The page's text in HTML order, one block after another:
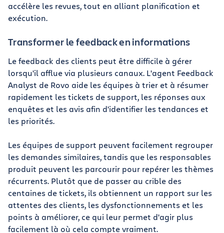
accélère les revues, tout en alliant planification et
exécution.
Transformer le feedback en informations
Le feedback des clients peut être difficile à gérer
lorsqu'il afflue via plusieurs canaux. L'agent Feedback
Analyst de Rovo aide les équipes à trier et à résumer
rapidement les tickets de support, les réponses aux
enquêtes et les avis afin d'identifier les tendances et
les priorités.
Les équipes de support peuvent facilement regrouper
les demandes similaires, tandis que les responsables
produit peuvent les parcourir pour repérer les thèmes
récurrents. Plutôt que de passer au crible des
centaines de tickets, ils obtiennent un rapport sur les
attentes des clients, les dysfonctionnements et les
points à améliorer, ce qui leur permet d'agir plus
facilement là où cela compte vraiment.